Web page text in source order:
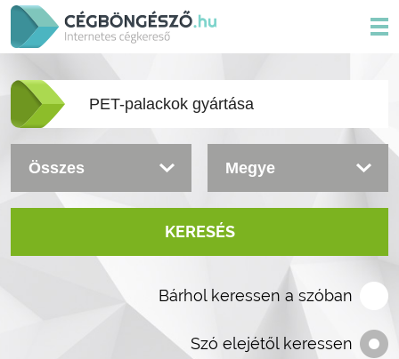
KERESÉS
Bárhol keressen a szóban
Szó elejétől keressen